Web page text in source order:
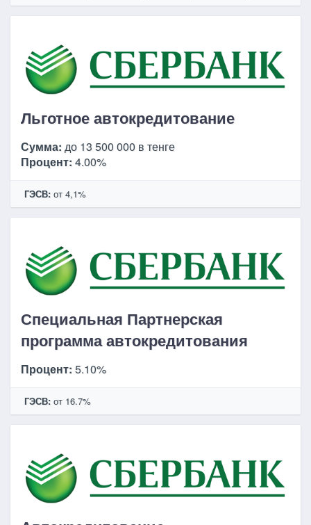
Льготное автокредитование
Сумма: до 13 500 000 в тенге
Процент: 4.00%
ГЭСВ: от 4,1%
Специальная Партнерская
программа автокредитования
Процент: 5.10%
ГЭСВ: от 16.7%